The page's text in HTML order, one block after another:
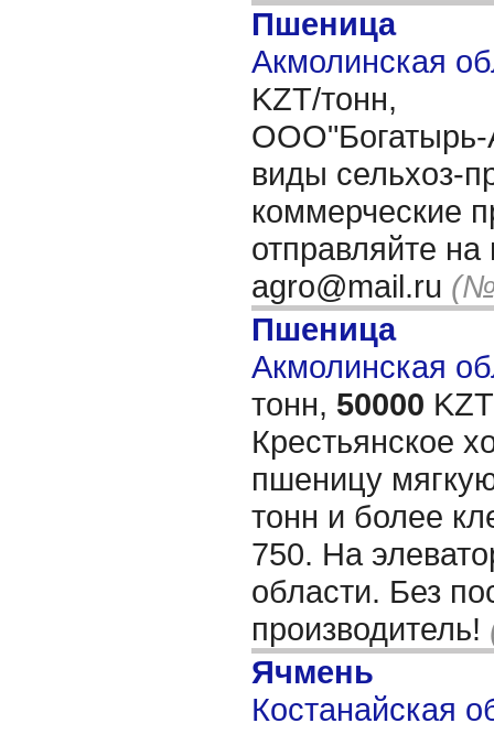
Пшеница
Акмолинская
KZT/тонн,
ООО"Богатырь-
виды сельхоз-
коммерческие
отправляйте
agro@mail.ru
Пшеница
Акмолинская
тонн, 50000
Крестьянское
пшеницу
тонн и более
750. На
области. Без
производитель!
Ячмень
Костанайская